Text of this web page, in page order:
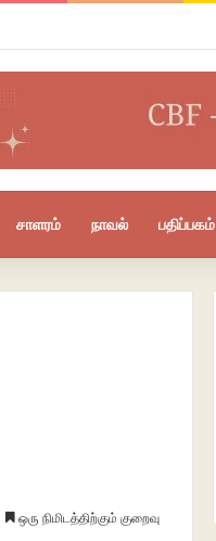
சாளரம் நாவல் பதிப்பகம்
ஒரு நிமிடத்திற்கும் குறைவு